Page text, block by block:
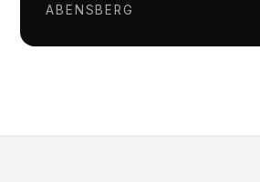
ABENSBERG